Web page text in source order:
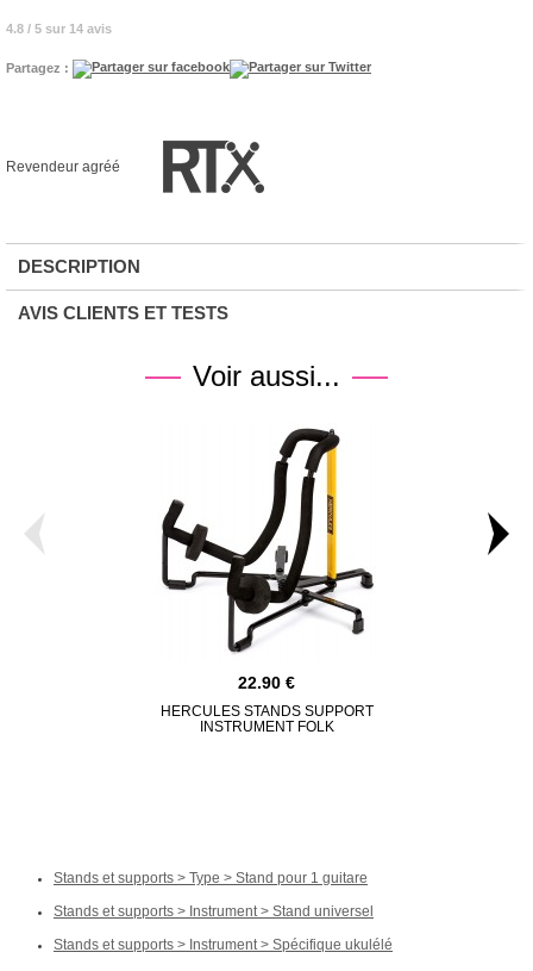
4.8 / 5 sur 14 avis
Partagez :
Revendeur agréé
DESCRIPTION
AVIS CLIENTS ET TESTS
Voir aussi...
22.90
HERCULES STANDS SUPPORT
INSTRUMENT FOLK
Stands et supports > Type > Stand pour 1 guitare
Stands et supports > Instrument > Stand universel
Stands et supports > Instrument > Spécifique ukulélé